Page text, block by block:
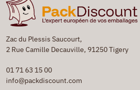
Zac du Plessis Saucourt,
2 Rue Camille Decauville, 91250 Tigery
01 71 63 15 00
info@packdiscount.com